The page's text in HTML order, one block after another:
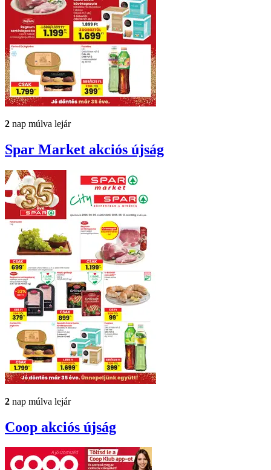
2 nap múlva lejár
Spar Market akciós újság
2 nap múlva lejár
Coop akciós újság